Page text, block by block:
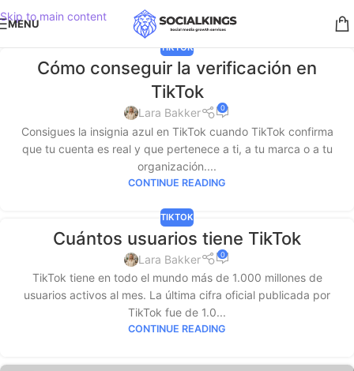
Skip to main content
MENU
TIKTOK
Cómo conseguir la verificación en
TikTok
Lara Bakker 0
Consigues la insignia azul en TikTok cuando TikTok confirma
que tu cuenta es real y que pertenece a ti, a tu marca o a tu
organización....
CONTINUE READING
TIKTOK
Cuántos usuarios tiene TikTok
Lara Bakker 0
TikTok tiene en todo el mundo más de 1.000 millones de
usuarios activos al mes. La última cifra oficial publicada por
TikTok fue de 1.0...
CONTINUE READING